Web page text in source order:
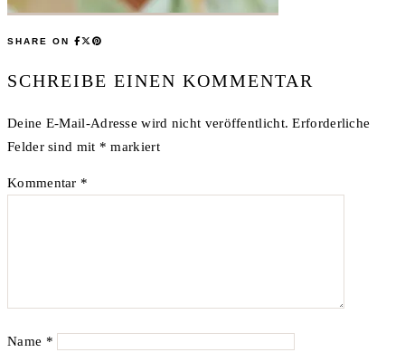
SHARE ON
SCHREIBE EINEN KOMMENTAR
Deine E-Mail-Adresse wird nicht veröffentlicht. Erforderliche
Felder sind mit * markiert
Kommentar *
Name *